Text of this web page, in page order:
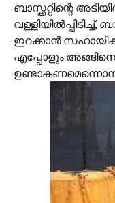
ബാസ്ക്കറ്റിന്റെ
വള്ളിയില്‍പ്പിടിച്ച്,
ഇറക്കാന്‍
എപ്പോളും